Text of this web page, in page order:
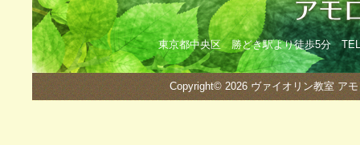
東京都中央区 勝どき駅より徒歩5分
Copyright© 2026 ヴァイオリン教室 ア